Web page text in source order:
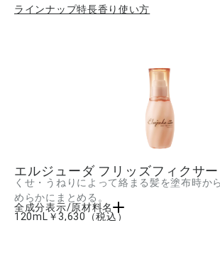
ラインナップ特長香り使い方
エルジューダ フリッズフィクサ
くせ・うねりによって絡まる髪を塗布時か
めらかにまとめる。
全成分表示/原材料名
120mL ￥3,630 （税込）